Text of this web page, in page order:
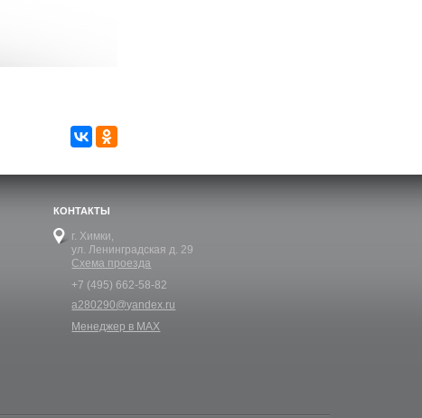
КОНТАКТЫ
г. Химки,
ул. Ленинградская д. 29
Схема проезда
+7 (495) 662-58-82
a280290@yandex.ru
Менеджер в MAX